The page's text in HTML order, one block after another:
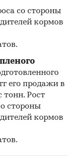
добавок
в другие
со стороны
кормов
его продажи в
тонн. Рост
стороны
кормов